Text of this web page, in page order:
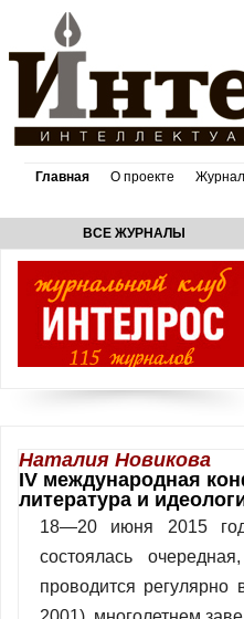
Главная О проекте
ВСЕ ЖУРНАЛЫ
Наталия Новикова
IV международная
литература и
18—20 июня 2015
состоялась
проводится